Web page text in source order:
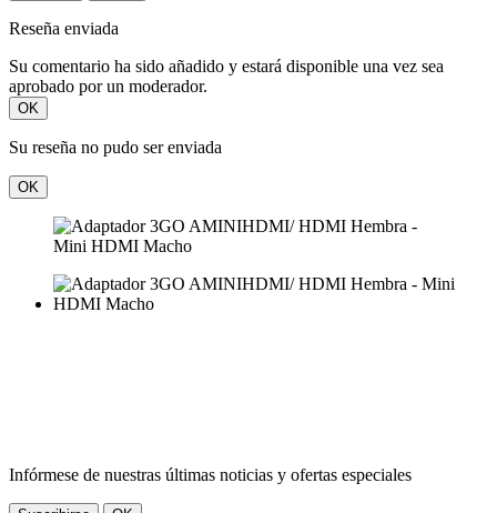
Reseña enviada
Su comentario ha sido añadido y estará disponible una vez sea
aprobado por un moderador.
OK
Su reseña no pudo ser enviada
OK
Infórmese de nuestras últimas noticias y ofertas especiales